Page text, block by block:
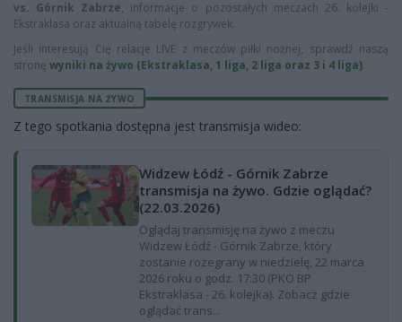
vs. Górnik Zabrze, informacje o pozostałych meczach 26. kolejki -
Ekstraklasa oraz aktualną tabelę rozgrywek.
Jeśli interesują Cię relacje LIVE z meczów piłki nożnej, sprawdź naszą
stronę wyniki na żywo (Ekstraklasa, 1 liga, 2 liga oraz 3 i 4 liga).
TRANSMISJA NA ŻYWO
Z tego spotkania dostępna jest transmisja wideo:
Widzew Łódź - Górnik Zabrze
transmisja na żywo. Gdzie oglądać?
(22.03.2026)
Oglądaj transmisję na żywo z meczu
Widzew Łódź - Górnik Zabrze, który
zostanie rozegrany w niedzielę, 22 marca
2026 roku o godz. 17:30 (PKO BP
Ekstraklasa - 26. kolejka). Zobacz gdzie
oglądać trans...